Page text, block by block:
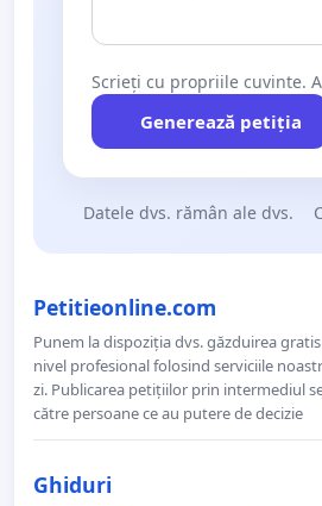
Scrieți cu propriile cuvinte.
Generează petiția
Datele dvs. rămân ale dvs.
Petitieonline.com
Punem la dispoziția dvs. găzduirea
nivel profesional folosind serviciile
zi. Publicarea petițiilor prin intermediul
către persoane ce au putere de decizie
Ghiduri